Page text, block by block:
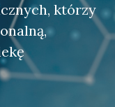
którzy